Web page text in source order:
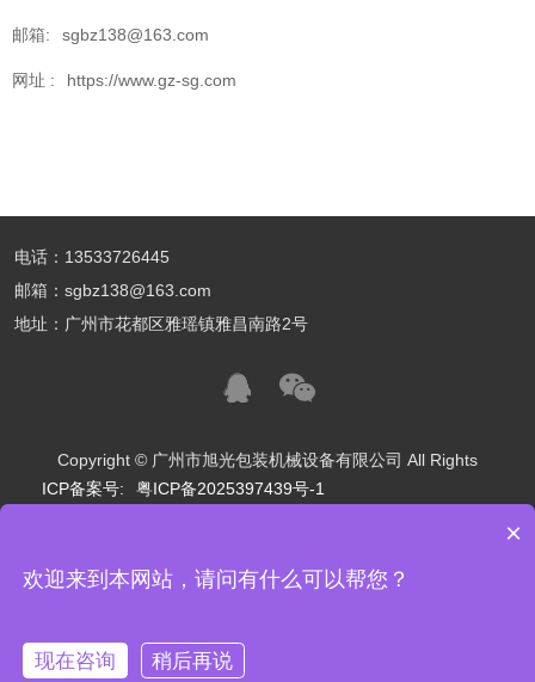
邮箱: sgbz138@163.com
网址 : https://www.gz-sg.com
电话：13533726445
邮箱：sgbz138@163.com
地址：广州市花都区雅瑶镇雅昌南路2号
Copyright © 广州市旭光包装机械设备有限公司 All Rights
ICP备案号:
粤ICP备2025397439号-1
新乡市阿瑞斯机械设备有限公司
北京美丽在线国际旅行社有限公司
南京优行少年规划管理有限公司
×
欢迎来到本网站，请问有什么可以帮您？
现在咨询 稍后再说